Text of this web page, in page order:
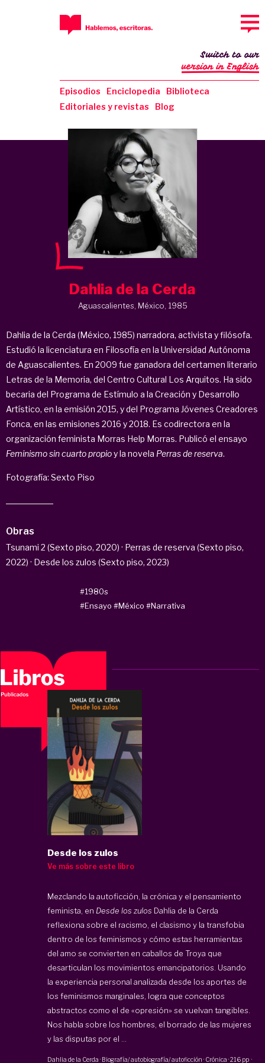
Episodios Enciclopedia
Biblioteca
Editoriales y revistas
Blog
Switch to our
version in English
Dahlia de la Cerda
Aguascalientes, México, 1985
Dahlia de la Cerda (México, 1985) narradora, activista y filósofa.
Estudió la licenciatura en Filosofía en la Universidad Autónoma
de Aguascalientes. En 2009 fue ganadora del certamen literario
Letras de la Memoria, del Centro Cultural Los Arquitos. Ha sido
becaria del Programa de Estímulo a la Creación y Desarrollo
Artístico, en la emisión 2015, y del Programa Jóvenes Creadores
Fonca, en las emisiones 2016 y 2018. Es codirectora en la
organización feminista Morras Help Morras. Publicó el ensayo
Feminismo sin cuarto propioy la novela Perras de reserva.
Fotografía: Sexto Piso
Obras
Tsunami 2 (Sexto piso, 2020) · Perras de reserva (Sexto piso,
2022) · Desde los zulos (Sexto piso, 2023)
#1980s
#Ensayo #México #Narrativa
Desde los zulos
Ve más sobre este libro
Mezclando la autoficción, la crónica y el pensamiento
feminista, en Desde los zulos Dahlia de la Cerda
reflexiona sobre el racismo, el clasismo y la transfobia
dentro de los feminismos y cómo estas herramientas
del amo se convierten en caballos de Troya que
desarticulan los movimientos emancipatorios. Usando
la experiencia personal analizada desde los aportes de
los feminismos marginales, logra que conceptos
abstractos como el de «opresión» se vuelvan tangibles.
Nos habla sobre los hombres, el borrado de las mujeres
y las disputas por el ...
Dahlia de la Cerda · Biografía/ autobiografía/ autoficción · Crónica ·216 pp ·